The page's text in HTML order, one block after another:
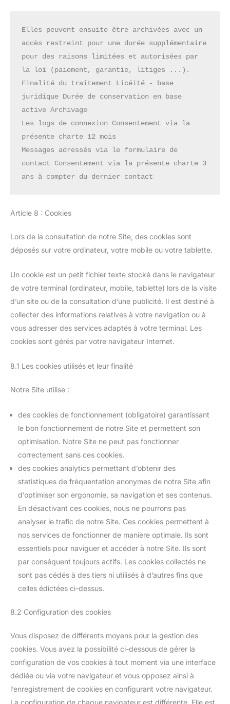
Elles peuvent ensuite être archivées avec un
accès restreint pour une durée supplémentaire
pour des raisons limitées et autorisées par
la loi (paiement, garantie, litiges ...).
Finalité du traitement Licéité - base
juridique Durée de conservation en base
active Archivage
Les logs de connexion Consentement via la
présente charte 12 mois
Messages adressés via le formulaire de
contact Consentement via la présente charte 3
ans à compter du dernier contact
Article 8 : Cookies
Lors de la consultation de notre Site, des cookies sont
déposés sur votre ordinateur, votre mobile ou votre tablette.
Un cookie est un petit fichier texte stocké dans le navigateur
de votre terminal (ordinateur, mobile, tablette) lors de la visite
d’un site ou de la consultation d’une publicité. Il est destiné à
collecter des informations relatives à votre navigation ou à
vous adresser des services adaptés à votre terminal. Les
cookies sont gérés par votre navigateur Internet.
8.1 Les cookies utilisés et leur finalité
Notre Site utilise :
des cookies de fonctionnement (obligatoire) garantissant
le bon fonctionnement de notre Site et permettent son
optimisation. Notre Site ne peut pas fonctionner
correctement sans ces cookies.
des cookies analytics permettant d’obtenir des
statistiques de fréquentation anonymes de notre Site afin
d’optimiser son ergonomie, sa navigation et ses contenus.
En désactivant ces cookies, nous ne pourrons pas
analyser le trafic de notre Site. Ces cookies permettent à
nos services de fonctionner de manière optimale. Ils sont
essentiels pour naviguer et accéder à notre Site. Ils sont
par conséquent toujours actifs. Les cookies collectés ne
sont pas cédés à des tiers ni utilisés à d’autres fins que
celles édictées ci-dessus.
8.2 Configuration des cookies
Vous disposez de différents moyens pour la gestion des
cookies. Vous avez la possibilité ci-dessous de gérer la
configuration de vos cookies à tout moment via une interface
dédiée ou via votre navigateur et vous opposez ainsi à
l’enregistrement de cookies en configurant votre navigateur.
La configuration de chaque navigateur est différente. Elle est